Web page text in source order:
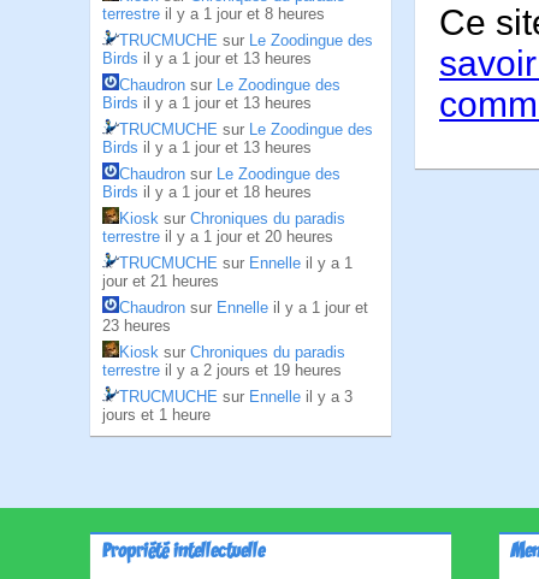
terrestre il y a 1 jour et 8 heures
TRUCMUCHE sur Le Zoodingue des
Birds il y a 1 jour et 13 heures
Chaudron sur Le Zoodingue des
Birds il y a 1 jour et 13 heures
TRUCMUCHE sur Le Zoodingue des
Birds il y a 1 jour et 13 heures
Chaudron sur Le Zoodingue des
Birds il y a 1 jour et 18 heures
Kiosk sur Chroniques du paradis
terrestre il y a 1 jour et 20 heures
TRUCMUCHE sur Ennelle il y a 1
jour et 21 heures
Chaudron sur Ennelle il y a 1 jour et
23 heures
Kiosk sur Chroniques du paradis
terrestre il y a 2 jours et 19 heures
TRUCMUCHE sur Ennelle il y a 3
jours et 1 heure
Ce
Propriété intellectuelle